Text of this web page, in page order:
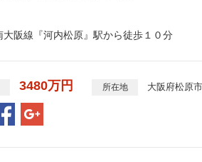
大阪線『河内松原』駅から徒歩１０分
3480万円 所在地 大阪府松原